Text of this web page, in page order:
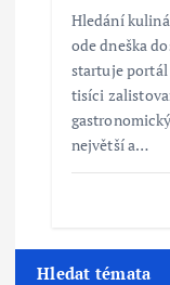
Hledání
ode dneška
startuje portál
tisíci
největší a…
Hledat témata